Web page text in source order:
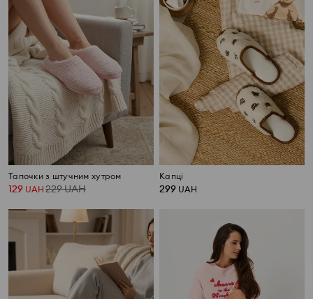
Тапочки з штучним хутром
129 UAH 229UAH
Капці
299 UAH